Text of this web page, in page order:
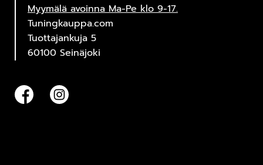
Myymälä avoinna Ma-Pe klo 9-17.
Tuningkauppa.com
Tuottajankuja 5
60100 Seinäjoki